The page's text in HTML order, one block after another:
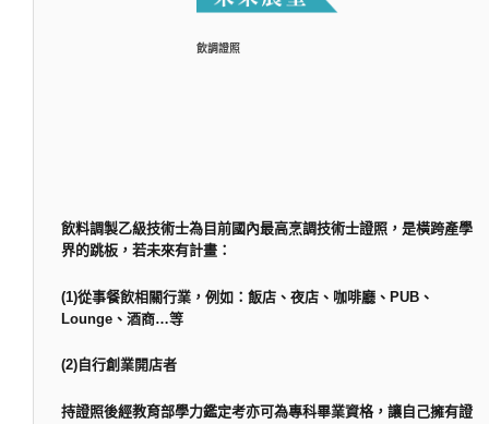
飲調證照
飲料調製乙級技術士為目前國內最高烹調技術士證照，是橫跨產學
界的跳板，若未來有計畫：
(1)從事餐飲相關行業，例如：飯店、夜店、咖啡廳、PUB、
Lounge、酒商…等
(2)自行創業開店者
持證照後經教育部學力鑑定考亦可為專科畢業資格，讓自己擁有證